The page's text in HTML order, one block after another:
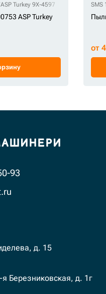
ASP Turkey 9X-4597
ASP Turkey
SMS
от
93
д. 15
Березниковская, д. 1г